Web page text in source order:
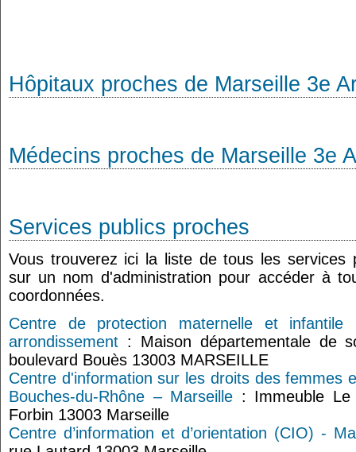
Hôpitaux proches de Marseille 3e
Médecins proches de Marseille 3e
Services publics proches
Vous trouverez ici la liste de tous les services
sur un nom d'administration pour accéder à
coordonnées.
Centre de protection maternelle et
arrondissement : Maison départementale de
boulevard Bouès 13003 MARSEILLE
Centre d'information sur les droits des femmes
Bouches-du-Rhône – Marseille : Immeuble
Forbin 13003 Marseille
Centre d’information et d’orientation (CIO) -